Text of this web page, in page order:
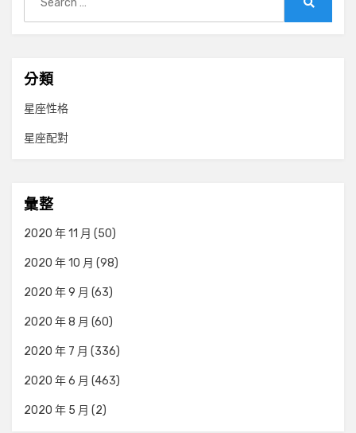
for:
分類
星座性格
星座配對
彙整
2020 年 11 月 (50)
2020 年 10 月 (98)
2020 年 9 月 (63)
2020 年 8 月 (60)
2020 年 7 月 (336)
2020 年 6 月 (463)
2020 年 5 月 (2)